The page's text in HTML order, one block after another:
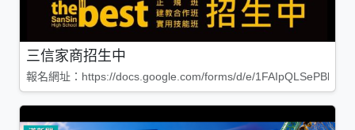
三信家商招生中
報名網址：https://docs.google.com/forms/d/e/